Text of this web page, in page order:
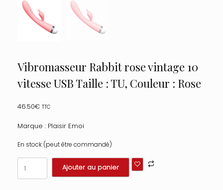
Vibromasseur Rabbit rose vintage 10
vitesse USB Taille : TU, Couleur : Rose
46.50€ TTC
Marque : Plaisir Emoi
En stock (peut être commandé)
de
Vibromasseur
Ajouter au panier